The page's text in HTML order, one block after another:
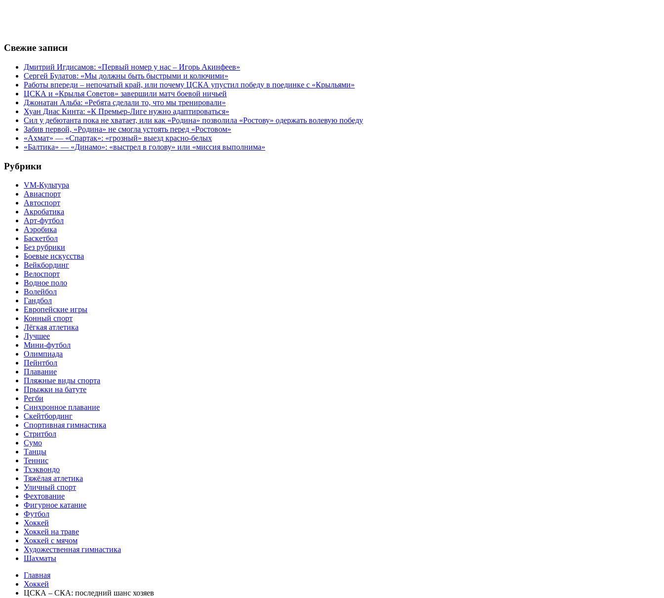
Свежие записи
Дмитрий Игдисамов: «Первый номер у нас – Игорь Акинфеев»
Сергей Булатов: «Мы должны быть быстрыми и колючими»
Работы впереди – непочатый край, или почему ЦСКА упустил победу в поединке с «Крыльями»
ЦСКА и «Крылья Советов» завершили матч боевой ничьей
Джонатан Альба: «Ребята сделали то, что мы тренировали»
Хуан Диас Кинта: «К Премьер-Лиге нужно адаптироваться»
Сил у дебютанта пока не хватает, или как «Родина» позволила «Ростову» одержать волевую победу
Забив первой, «Родина» не смогла устоять перед «Ростовом»
«Ахмат» — «Спартак»: «грозный» выезд красно-белых
«Балтика» — «Динамо»: «выстрел в голову» или «миссия выполнима»
Рубрики
VM-Культура
Авиаспорт
Автоспорт
Акробатика
Арт-футбол
Аэробика
Баскетбол
Без рубрики
Боевые искусства
Вейкбординг
Велоспорт
Водное поло
Волейбол
Гандбол
Европейские игры
Конный спорт
Лёгкая атлетика
Лучшее
Мини-футбол
Олимпиада
Пейнтбол
Плавание
Пляжные виды спорта
Прыжки на батуте
Регби
Синхронное плавание
Скейтбординг
Спортивная гимнастика
Стритбол
Сумо
Танцы
Теннис
Тхэквондо
Тяжёлая атлетика
Уличный спорт
Фехтование
Фигурное катание
Футбол
Хоккей
Хоккей на траве
Хоккей с мячом
Художественная гимнастика
Шахматы
Главная
Хоккей
ЦСКА – СКА: последний шанс хозяев